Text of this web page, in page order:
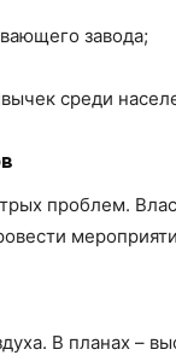
завода;
среди
проблем.
В планах –